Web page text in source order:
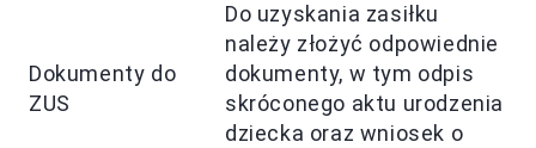
Dokumenty do
ZUS
Do uzyskania zasiłku
należy złożyć odpowiednie
dokumenty, w tym odpis
skróconego aktu urodzenia
dziecka oraz wniosek o